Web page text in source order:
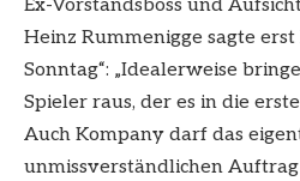
Ex-Vorstandsboss und
Heinz Rummenigge sagte
Sonntag“: „Idealerweise
Spieler raus, der es in die
Auch Kompany darf das
unmissverständlichen